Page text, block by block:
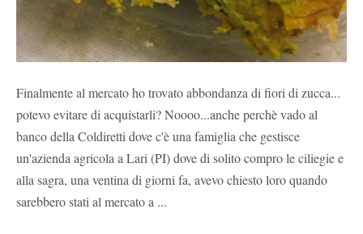
Finalmente al mercato ho trovato abbondanza di fiori di zucca...
potevo evitare di acquistarli? Noooo...anche perchè vado al
banco della Coldiretti dove c'è una famiglia che gestisce
un'azienda agricola a Lari (PI) dove di solito compro le ciliegie e
alla sagra, una ventina di giorni fa, avevo chiesto loro quando
sarebbero stati al mercato a ...